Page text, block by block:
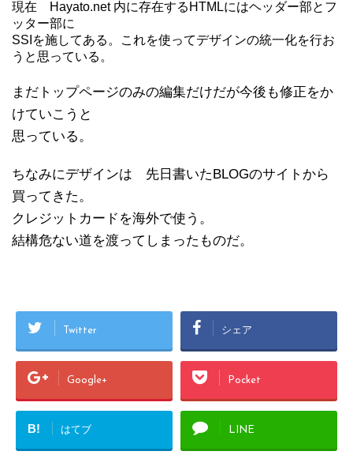
現在 Hayato.net 内に存在するHTMLにはヘッダー部とフ
ッター部に
SSIを施してある。これを使ってデザインの統一化を行お
うと思っている。
まだトップページのみの編集だけだが今後も修正をか
けていこうと
思っている。
ちなみにデザインは 先日書いたBLOGのサイトから
買ってきた。
クレジットカードを海外で使う。
結構危ない道を渡ってしまったものだ。
Twitter シェア
Google+ Pocket
B! はてブ LINE